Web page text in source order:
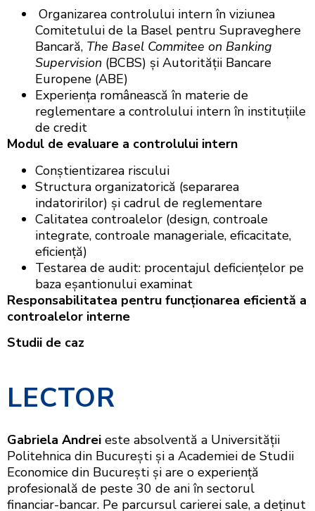
Organizarea controlului intern în viziunea
Comitetului de la Basel pentru Supraveghere
Bancară, The Basel Commitee on Banking
Supervision (BCBS) și Autorității Bancare
Europene (ABE)
Experiența românească în materie de
reglementare a controlului intern în instituțiile
de credit
Modul de evaluare a controlului intern
Conștientizarea riscului
Structura organizatorică (separarea
indatoririlor) și cadrul de reglementare
Calitatea controalelor (design, controale
integrate, controale manageriale, eficacitate,
eficiență)
Testarea de audit: procentajul deficiențelor pe
baza eșantionului examinat
Responsabilitatea pentru funcționarea eficientă a
controalelor interne
Studii de caz
LECTOR
Gabriela Andrei este absolventă a Universității
Politehnica din București și a Academiei de Studii
Economice din București și are o experiență
profesională de peste 30 de ani în sectorul
financiar-bancar. Pe parcursul carierei sale, a deținut